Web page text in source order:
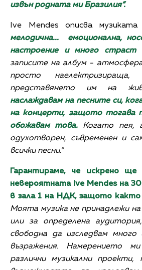
извън родната ми Бразилия“.
Ive Mendes описва
мелодична... емоционална,
настроение и много страст
записите на албум -
просто
представянето им на
наслаждавам на песните си,
на концерти, защото тогава
обожавам това. Когато пея,
одухотворен, съвременен и
всички песни.“
Гарантираме, че искрено ще
невероятната Ive Mendes на
в зала 1 на НДК, защото
Моята музика не принадлежи
или за определена
свободна да изследвам много
възражения. Намерението
различни музикални